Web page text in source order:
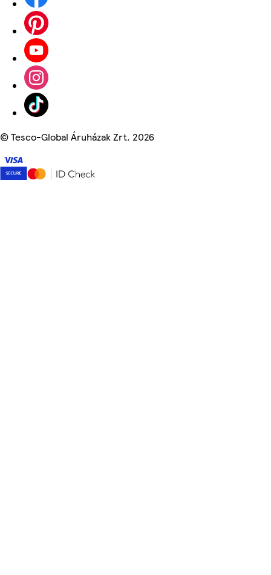
©Tesco-Global Áruházak Zrt. 2026